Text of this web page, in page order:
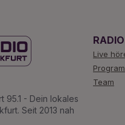
95.1 - Dein lokales
Seit 2013 nah
RADIO
Live
Team